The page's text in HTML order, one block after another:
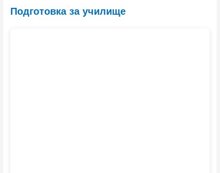
Подготовка за училище